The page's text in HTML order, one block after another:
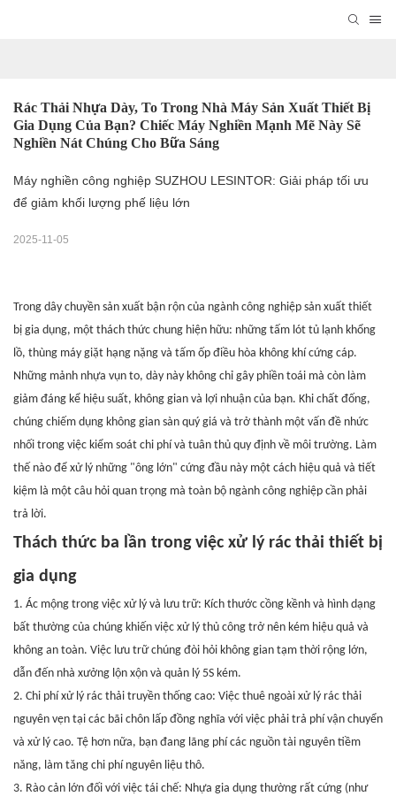
Rác Thải Nhựa Dày, To Trong Nhà Máy Sản Xuất Thiết Bị
Gia Dụng Của Bạn? Chiếc Máy Nghiền Mạnh Mẽ Này Sẽ
Nghiền Nát Chúng Cho Bữa Sáng
Máy nghiền công nghiệp SUZHOU LESINTOR: Giải pháp tối ưu
để giảm khối lượng phế liệu lớn
2025-11-05
Trong dây chuyền sản xuất bận rộn của ngành công nghiệp sản xuất thiết
bị gia dụng, một thách thức chung hiện hữu: những tấm lót tủ lạnh khổng
lồ, thùng máy giặt hạng nặng và tấm ốp điều hòa không khí cứng cáp.
Những mảnh nhựa vụn to, dày này không chỉ gây phiền toái mà còn làm
giảm đáng kể hiệu suất, không gian và lợi nhuận của bạn. Khi chất đống,
chúng chiếm dụng không gian sàn quý giá và trở thành một vấn đề nhức
nhối trong việc kiểm soát chi phí và tuân thủ quy định về môi trường. Làm
thế nào để xử lý những "ông lớn" cứng đầu này một cách hiệu quả và tiết
kiệm là một câu hỏi quan trọng mà toàn bộ ngành công nghiệp cần phải
trả lời.
Thách thức ba lần trong việc xử lý rác thải thiết bị
gia dụng
1. Ác mộng trong việc xử lý và lưu trữ: Kích thước cồng kềnh và hình dạng
bất thường của chúng khiến việc xử lý thủ công trở nên kém hiệu quả và
không an toàn. Việc lưu trữ chúng đòi hỏi không gian tạm thời rộng lớn,
dẫn đến nhà xưởng lộn xộn và quản lý 5S kém.
2. Chi phí xử lý rác thải truyền thống cao: Việc thuê ngoài xử lý rác thải
nguyên vẹn tại các bãi chôn lấp đồng nghĩa với việc phải trả phí vận chuyển
và xử lý cao. Tệ hơn nữa, bạn đang lãng phí các nguồn tài nguyên tiềm
năng, làm tăng chi phí nguyên liệu thô.
3. Rào cản lớn đối với việc tái chế: Nhựa gia dụng thường rất cứng (như